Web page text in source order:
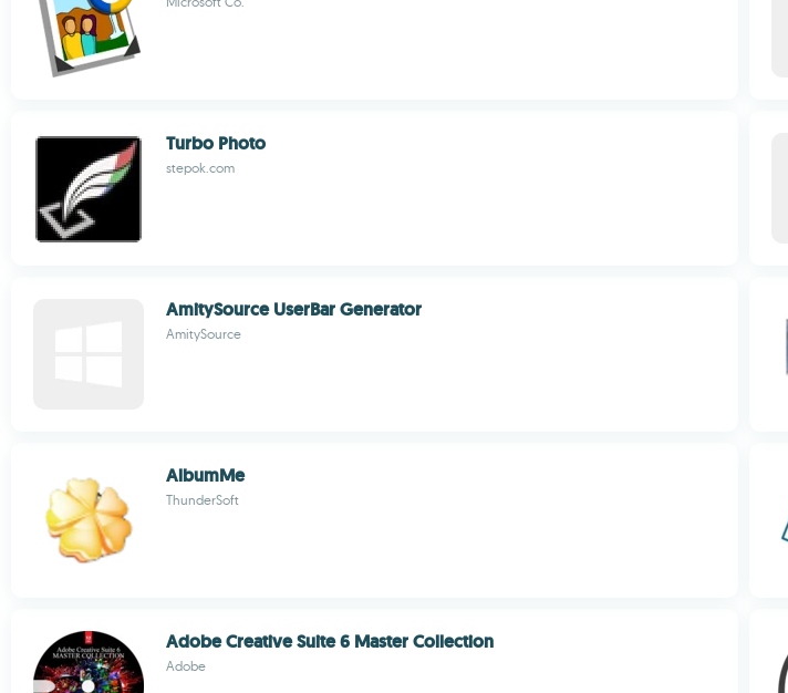
Turbo Photo
stepok.com
AmitySource UserBar Generator
AmitySource
AlbumMe
ThunderSoft
Adobe Creative Suite 6 Master Collection
Adobe